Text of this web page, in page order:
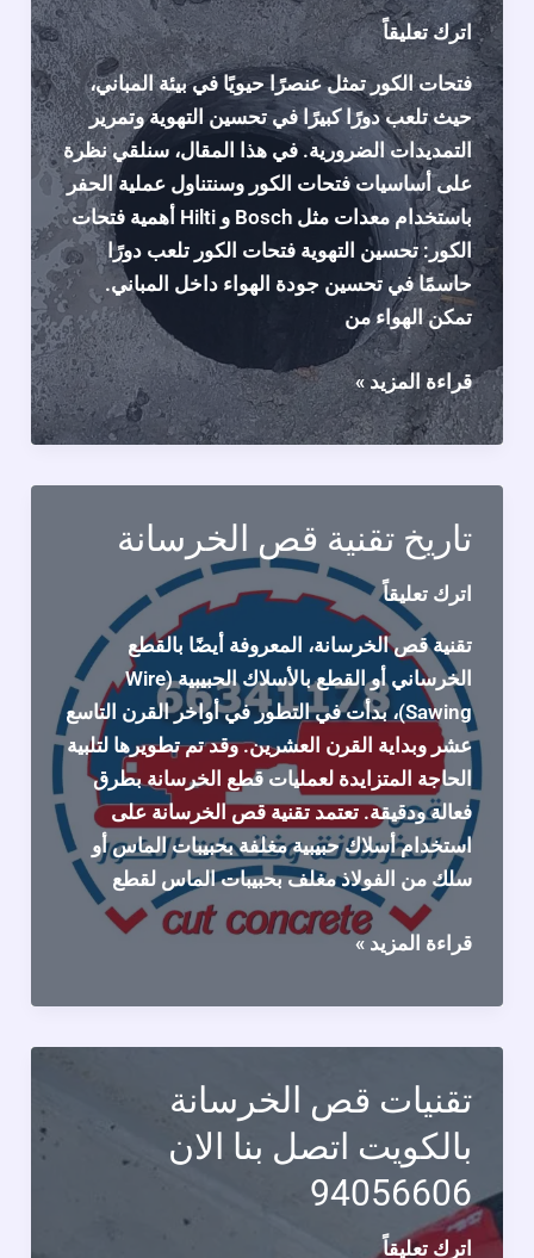
اترك تعليقاً
فتحات الكور تمثل عنصرًا حيويًا في بيئة المباني،
حيث تلعب دورًا كبيرًا في تحسين التهوية وتمرير
التمديدات الضرورية. في هذا المقال، سنلقي نظرة
على أساسيات فتحات الكور وسنتناول عملية الحفر
باستخدام معدات مثل Bosch و Hilti أهمية فتحات
الكور: تحسين التهوية فتحات الكور تلعب دورًا
حاسمًا في تحسين جودة الهواء داخل المباني.
تمكن الهواء من
فتحات
الكور
وأهميتها
في
البناء
قراءة المزيد »
تاريخ تقنية قص الخرسانة
اترك تعليقاً
تقنية قص الخرسانة، المعروفة أيضًا بالقطع
الخرساني أو القطع بالأسلاك الحبيبية (Wire
Sawing)، بدأت في التطور في أواخر القرن التاسع
عشر وبداية القرن العشرين. وقد تم تطويرها لتلبية
الحاجة المتزايدة لعمليات قطع الخرسانة بطرق
فعالة ودقيقة. تعتمد تقنية قص الخرسانة على
استخدام أسلاك حبيبية مغلفة بحبيبات الماس أو
سلك من الفولاذ مغلف بحبيبات الماس لقطع
تاريخ
قص
الخرسانة
قراءة المزيد »
تقنيات قص الخرسانة
بالكويت اتصل بنا الان
94056606
اترك تعليقاً